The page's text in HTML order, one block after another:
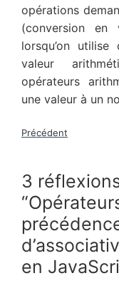
opérations
(conversion en
lorsqu’on
valeur
opérateurs
une valeur à un
Précédent
3
en